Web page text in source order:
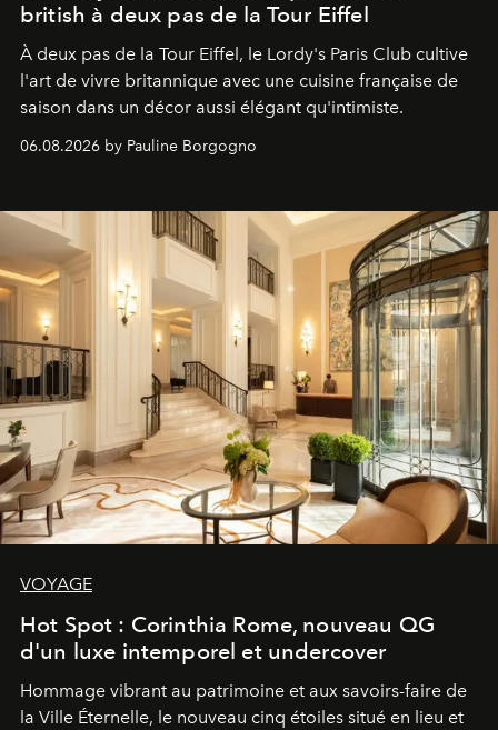
british à deux pas de la Tour Eiffel
À deux pas de la Tour Eiffel, le Lordy's Paris Club cultive
l'art de vivre britannique avec une cuisine française de
saison dans un décor aussi élégant qu'intimiste.
06.08.2026 by Pauline Borgogno
VOYAGE
Hot Spot : Corinthia Rome, nouveau QG
d'un luxe intemporel et undercover
Hommage vibrant au patrimoine et aux savoirs-faire de
la Ville Éternelle, le nouveau cinq étoiles situé en lieu et